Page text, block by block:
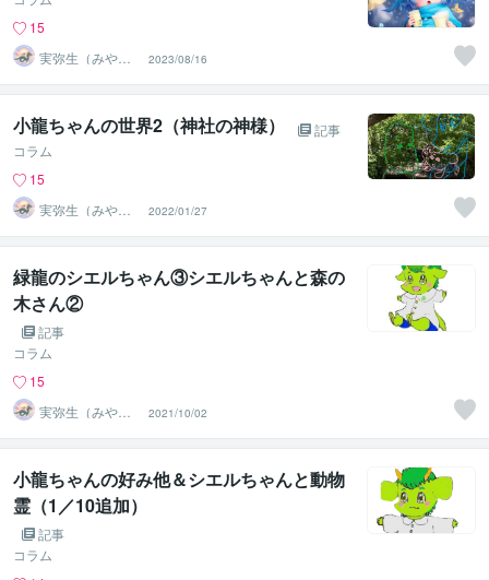
15
実弥生（みや
の）
2023/08/16
小龍ちゃんの世界2（神社の神様）
記事
コラム
15
実弥生（みや
の）
2022/01/27
緑龍のシエルちゃん③シエルちゃんと森の
木さん②
記事
コラム
15
実弥生（みや
の）
2021/10/02
小龍ちゃんの好み他＆シエルちゃんと動物
霊（1／10追加）
記事
コラム